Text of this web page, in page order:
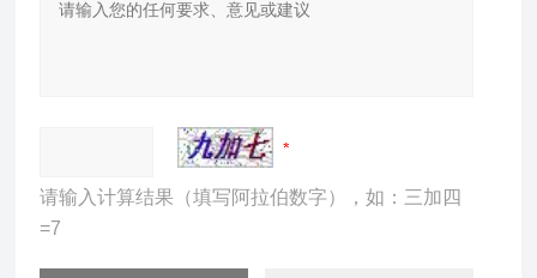
请输入计算结果（填写阿拉伯数字），如：三加四
=7